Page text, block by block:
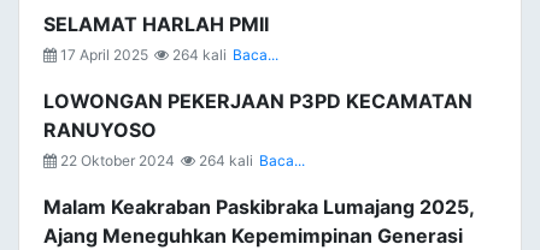
SELAMAT HARLAH PMII
17 April 2025 264 kali Baca...
LOWONGAN PEKERJAAN P3PD KECAMATAN
RANUYOSO
22 Oktober 2024 264 kali Baca...
Malam Keakraban Paskibraka Lumajang 2025,
Ajang Meneguhkan Kepemimpinan Generasi